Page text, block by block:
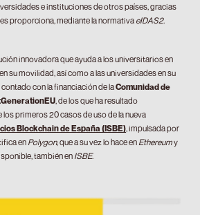
e instituciones de otros países, gracias
proporciona, mediante la normativa eIDAS2.
innovadora que ayuda a los universitarios en
su movilidad, así como a las universidades en su
con la financiación de laComunidad de
, de los que ha resultado
primeros 20 casos de uso de la nueva
Blockchain de España (ISBE), impulsada por
enPolygon, que a su vez lo hace en Ethereumy
también en ISBE.